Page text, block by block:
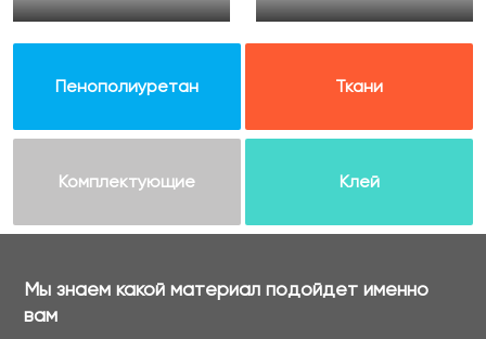
Пенополиуретан Ткани
Комплектующие Клей
Мы знаем какой материал подойдет именно
вам